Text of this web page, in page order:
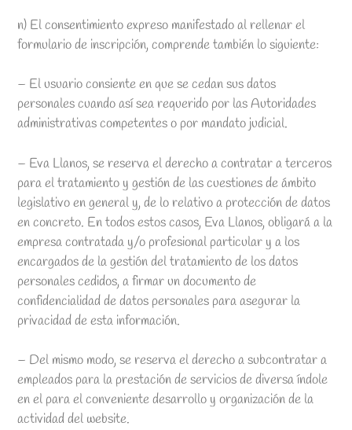
n) El consentimiento expreso manifestado al rellenar el
formulario de inscripción, comprende también lo siguiente:
– El usuario consiente en que se cedan sus datos
personales cuando así sea requerido por las Autoridades
administrativas competentes o por mandato judicial.
– Eva Llanos, se reserva el derecho a contratar a terceros
para el tratamiento y gestión de las cuestiones de ámbito
legislativo en general y, de lo relativo a protección de datos
en concreto. En todos estos casos, Eva Llanos, obligará a la
empresa contratada y/o profesional particular y a los
encargados de la gestión del tratamiento de los datos
personales cedidos, a firmar un documento de
confidencialidad de datos personales para asegurar la
privacidad de esta información.
– Del mismo modo, se reserva el derecho a subcontratar a
empleados para la prestación de servicios de diversa índole
en el para el conveniente desarrollo y organización de la
actividad del website.